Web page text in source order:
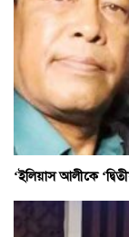
‘ইলিয়াস আলীকে